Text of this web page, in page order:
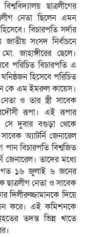
ছাত্রলীগের
নেতা ছিলেন এমন
বিচারপতি সর্দার
সংসদ নির্বাচনে
জাহাঙ্গীরের ছেলে।
পরিচিত বিচারপতি এ
হিসেবে পরিচিত
কে এম ইমরুল কায়েস।
ও তার স্ত্রী সাবেক
রূপা। এই রূপার
সে দুবার বগুড়া থেকে
অ্যাটর্নি জেনারেল
বিচারপতি বিশ্বজিত
জেনারেল। তাদের মধ্যে
গত ১৬ জুলাই ৬ জনের
নেতা ও সাবেক
দিলীরুজ্জামানকে দিয়ে
করে। এই কমিশনকে
তদন্ত ভিন্ন খাতে